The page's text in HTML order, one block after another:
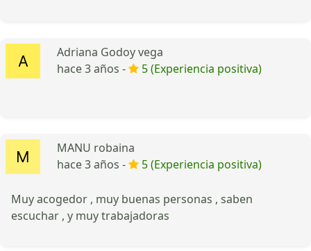
Adriana Godoy vega
hace 3 años -
5 (Experiencia positiva)
MANU robaina
hace 3 años -
5 (Experiencia positiva)
Muy acogedor , muy buenas personas , saben
escuchar , y muy trabajadoras